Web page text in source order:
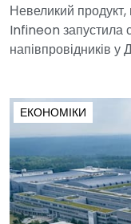
Невеликий
Infineon запустила
напівпровідників у
ЕКОНОМІКИ